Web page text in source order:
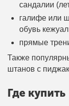
сандалии
галифе или
обувь
прямые
Также
штанов с
Где купить